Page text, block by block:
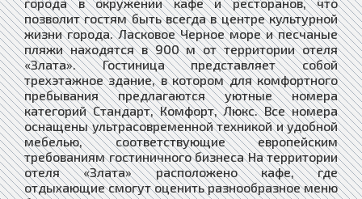
позволит гостям быть всегда в центре культурной
жизни города. Ласковое Черное море и песчаные
пляжи находятся в 900 м от территории отеля
«Злата». Гостиница представляет собой
трехэтажное здание, в котором для комфортного
пребывания предлагаются уютные номера
категорий Стандарт, Комфорт, Люкс. Все номера
оснащены ультрасовременной техникой и удобной
мебелью, соответствующие европейским
требованиям гостиничного бизнеса На территории
отеля «Злата» расположено кафе, где
отдыхающие смогут оценить разнообразное меню